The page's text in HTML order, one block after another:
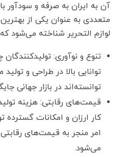
آن به ایران به صرفه و سودآور
متعددی به عنوان یکی از
لوازم التحریر شناخته می‌شود که
تنوع و نوآوری:
توانایی بالا در طراحی و
توانسته‌اند در بازار جهانی
قیمت‌های رقابتی: هزینه
کار ارزان و امکانات گسترده
امر منجر به قیمت‌های رقابتی
می‌شود.